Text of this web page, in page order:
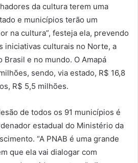
da cultura terem uma
e municípios terão um
na cultura”, festeja ela, prevendo
iniciativas culturais no Norte, a
e no mundo. O Amapá
sendo, via estado, R$ 16,8
R$ 5,5 milhões.
de todos os 91 municípios é
estadual do Ministério da
“A PNAB é uma grande
que ela vai dialogar com